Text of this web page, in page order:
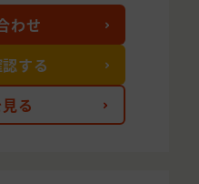
る
わせ
する